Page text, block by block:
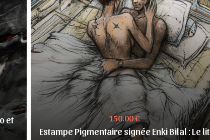
et
150.00 €
Estampe Pigmentaire signée Enki Bilal : Le lit